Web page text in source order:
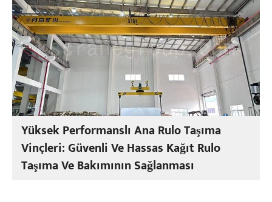
Yüksek Performanslı Ana Rulo Taşıma
Vinçleri: Güvenli Ve Hassas Kağıt Rulo
Taşıma Ve Bakımının Sağlanması